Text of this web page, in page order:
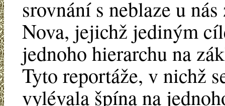
srovnání s neblaze u
Nova, jejichž jediným
jednoho hierarchu na
Tyto reportáže, v nichž
vylévala špína na